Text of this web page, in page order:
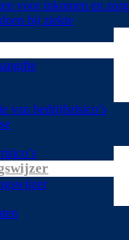
voor inkomen en zorg
bij ziekte
van bedrijfsrisico’s